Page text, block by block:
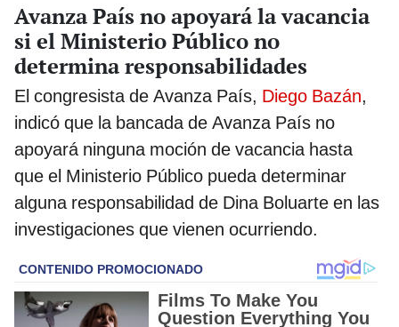
Avanza País no apoyará la vacancia
si el Ministerio Público no
determina responsabilidades
El congresista de Avanza País, Diego Bazán,
indicó que la bancada de Avanza País no
apoyará ninguna moción de vacancia hasta
que el Ministerio Público pueda determinar
alguna responsabilidad de Dina Boluarte en las
investigaciones que vienen ocurriendo.